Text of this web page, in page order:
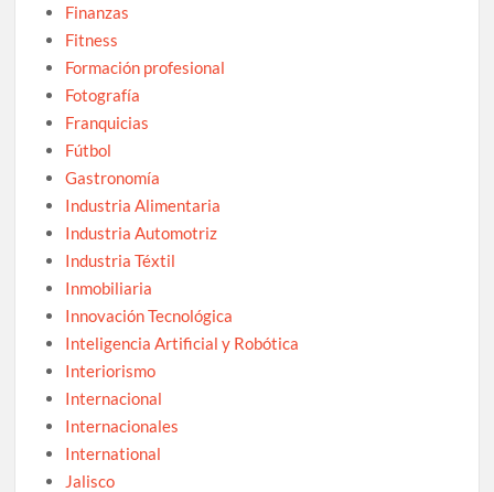
Finanzas
Fitness
Formación profesional
Fotografía
Franquicias
Fútbol
Gastronomía
Industria Alimentaria
Industria Automotriz
Industria Téxtil
Inmobiliaria
Innovación Tecnológica
Inteligencia Artificial y Robótica
Interiorismo
Internacional
Internacionales
International
Jalisco